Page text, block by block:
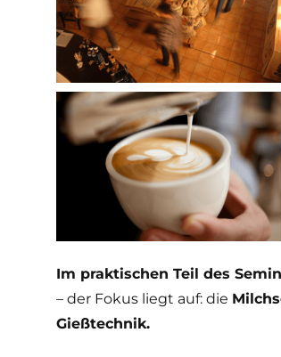
Im praktischen Teil des
– der Fokus liegt auf: die
Gießtechnik.